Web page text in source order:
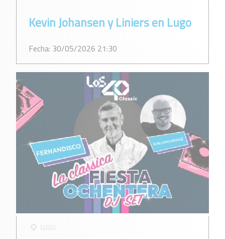
Kevin Johansen y Liniers en Lugo
Fecha: 30/05/2026 21:30